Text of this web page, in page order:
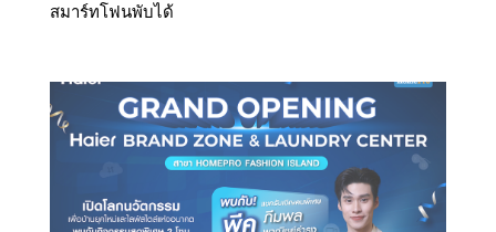
สมาร์ทโฟนพับได้